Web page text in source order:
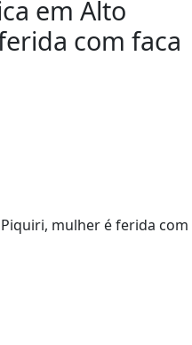
em Alto
com faca